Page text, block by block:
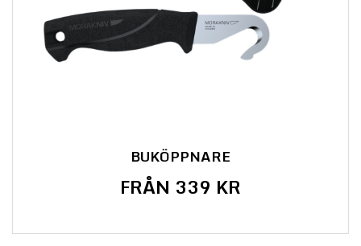
BUKÖPPNARE
FRÅN 339 KR